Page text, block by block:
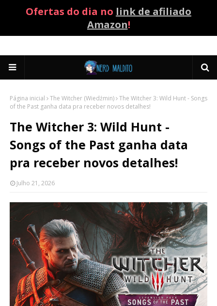
Ofertas do dia no link de afiliado
Amazon!
Página inicial The Witcher (Wiedźmin) The Witcher 3: Wild Hunt - Songs
of the Past ganha data pra receber novos detalhes!
The Witcher 3: Wild Hunt -
Songs of the Past ganha data
pra receber novos detalhes!
Julho 21, 2026